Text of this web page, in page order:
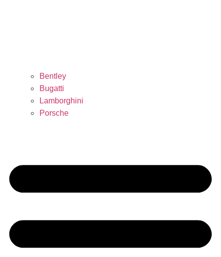
Bentley
Bugatti
Lamborghini
Porsche